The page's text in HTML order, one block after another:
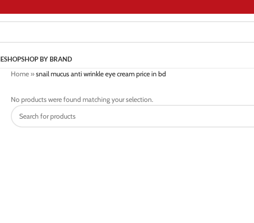
SHOPSHOP BY BRAND
Home»snail mucus anti wrinkle eye cream price in bd
No products were found matching your selection.